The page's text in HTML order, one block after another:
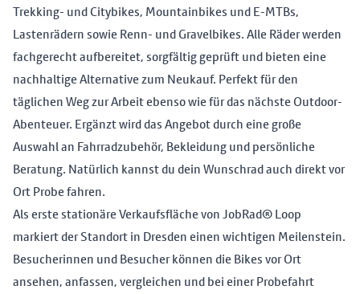
Trekking- und Citybikes, Mountainbikes und E-MTBs,
Lastenrädern sowie Renn- und Gravelbikes. Alle Räder werden
fachgerecht aufbereitet, sorgfältig geprüft und bieten eine
nachhaltige Alternative zum Neukauf. Perfekt für den
täglichen Weg zur Arbeit ebenso wie für das nächste Outdoor-
Abenteuer. Ergänzt wird das Angebot durch eine große
Auswahl an Fahrradzubehör, Bekleidung und persönliche
Beratung. Natürlich kannst du dein Wunschrad auch direkt vor
Ort Probe fahren.
Als erste stationäre Verkaufsfläche von JobRad® Loop
markiert der Standort in Dresden einen wichtigen Meilenstein.
Besucherinnen und Besucher können die Bikes vor Ort
ansehen, anfassen, vergleichen und bei einer Probefahrt